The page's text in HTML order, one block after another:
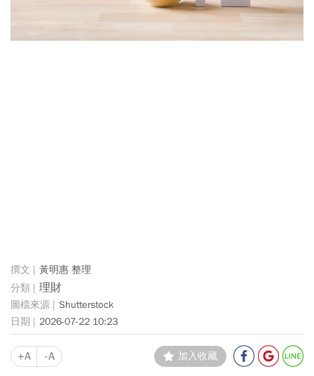
黃明惠 整理
理財
Shutterstock
2026-07-22 10:23
+A -A 加入收藏